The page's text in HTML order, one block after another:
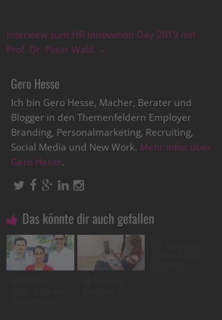
Interview zum HR Innovation Day 2019 mit
Prof. Dr. Peter Wald →
Gero Hesse
Ich bin Gero Hesse, Macher, Berater und
Blogger in den Themenfeldern Employer
Branding, Personalmarketing, Recruiting,
Social Media und New Work. Mehr Infos über
Gero Hesse.
Das könnte dir auch gefallen